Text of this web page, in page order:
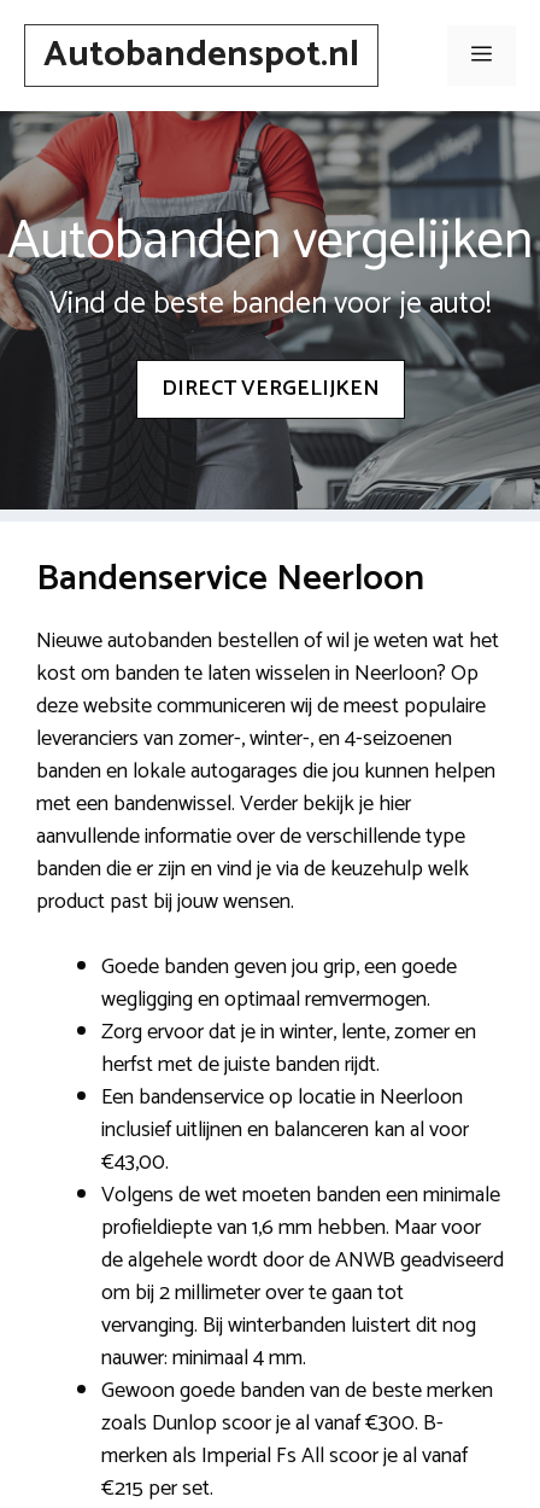
Spring
inhoudAutobandenspot.nl Menu
Autobanden vergelijken
Vind de beste banden voor je auto!
DIRECT VERGELIJKEN
Bandenservice Neerloon
Nieuwe autobanden bestellen of wil je weten wat het
kost om banden te laten wisselen in Neerloon? Op
deze website communiceren wij de meest populaire
leveranciers van zomer-, winter-, en 4-seizoenen
banden en lokale autogarages die jou kunnen helpen
met een bandenwissel. Verder bekijk je hier
aanvullende informatie over de verschillende type
banden die er zijn en vind je via de keuzehulp welk
product past bij jouw wensen.
Goede banden geven jou grip, een goede
wegligging en optimaal remvermogen.
Zorg ervoor dat je in winter, lente, zomer en
herfst met de juiste banden rijdt.
Een bandenservice op locatie in Neerloon
inclusief uitlijnen en balanceren kan al voor
€43,00.
Volgens de wet moeten banden een minimale
profieldiepte van 1,6 mm hebben. Maar voor
de algehele wordt door de ANWB geadviseerd
om bij 2 millimeter over te gaan tot
vervanging. Bij winterbanden luistert dit nog
nauwer: minimaal 4 mm.
Gewoon goede banden van de beste merken
zoals Dunlop scoor je al vanaf €300. B-
merken als Imperial Fs All scoor je al vanaf
€215 per set.